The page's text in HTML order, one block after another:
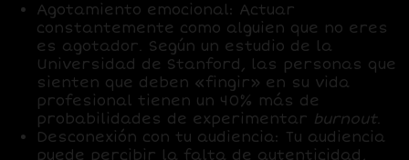
Agotamiento emocional: Actuar
constantemente como alguien que no eres
es agotador. Según un estudio de la
Universidad de Stanford, las personas que
sienten que deben «fingir» en su vida
profesional tienen un 40% más de
probabilidades de experimentar burnout.
Desconexión con tu audiencia: Tu audiencia
puede percibir la falta de autenticidad,